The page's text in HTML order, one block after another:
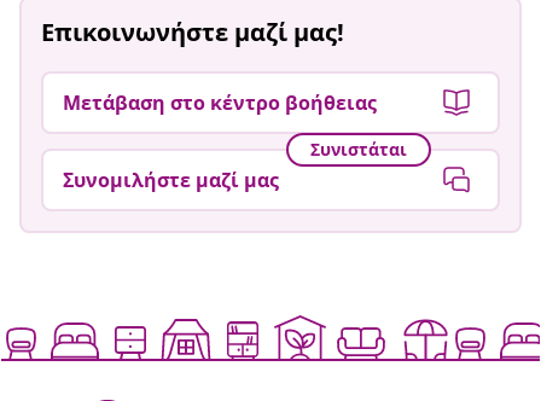
Επικοινωνήστε μαζί μας!
Μετάβαση στο κέντρο βοήθειας
Συνιστάται
Συνομιλήστε μαζί μας